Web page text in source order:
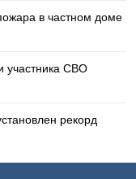
в частном доме
участника СВО
рекорд